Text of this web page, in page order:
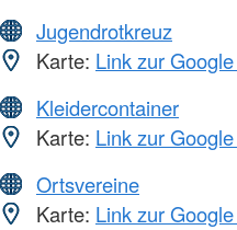
Jugendrotkreuz
Karte: Link zur
Kleidercontainer
Karte: Link zur
Ortsvereine
Karte: Link zur